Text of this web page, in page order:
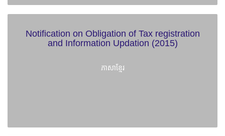
Notification on Obligation of Tax registration
and Information Updation (2015)
ភាសាខ្មែរ